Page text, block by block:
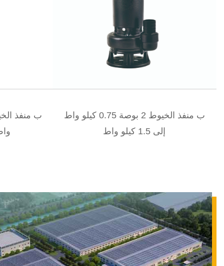
واط
ب منفذ الخيوط 2 بوصة 0.75 كيلو واط
إلى 1.5 كيلو واط